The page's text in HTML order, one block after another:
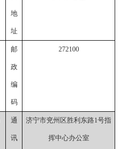
地
址
邮
政
编
码
272100
通
讯
济宁市兖州区胜利东路1号指
挥中心办公室